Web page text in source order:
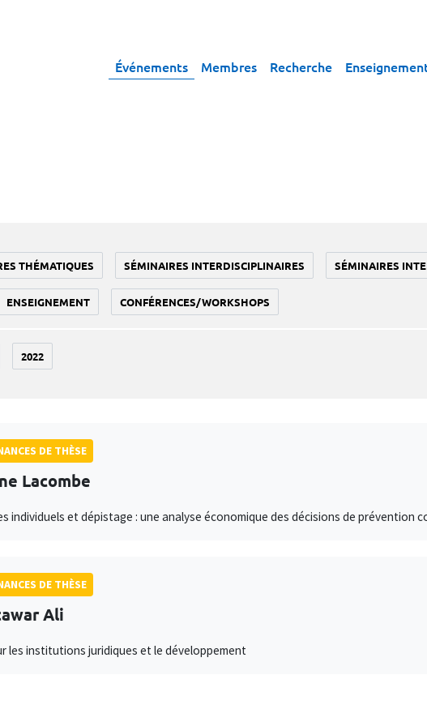
Événements Membres Recherche
THÉMATIQUES SÉMINAIRES INTERDISCIPLINAIRES SÉMINAIRES
ENSEIGNEMENT CONFÉRENCES/WORKSHOPS
2022
DE THÈSE
Lacombe
individuels et dépistage : une analyse économique des décisions de prévention
DE THÈSE
Ali
les institutions juridiques et le développement